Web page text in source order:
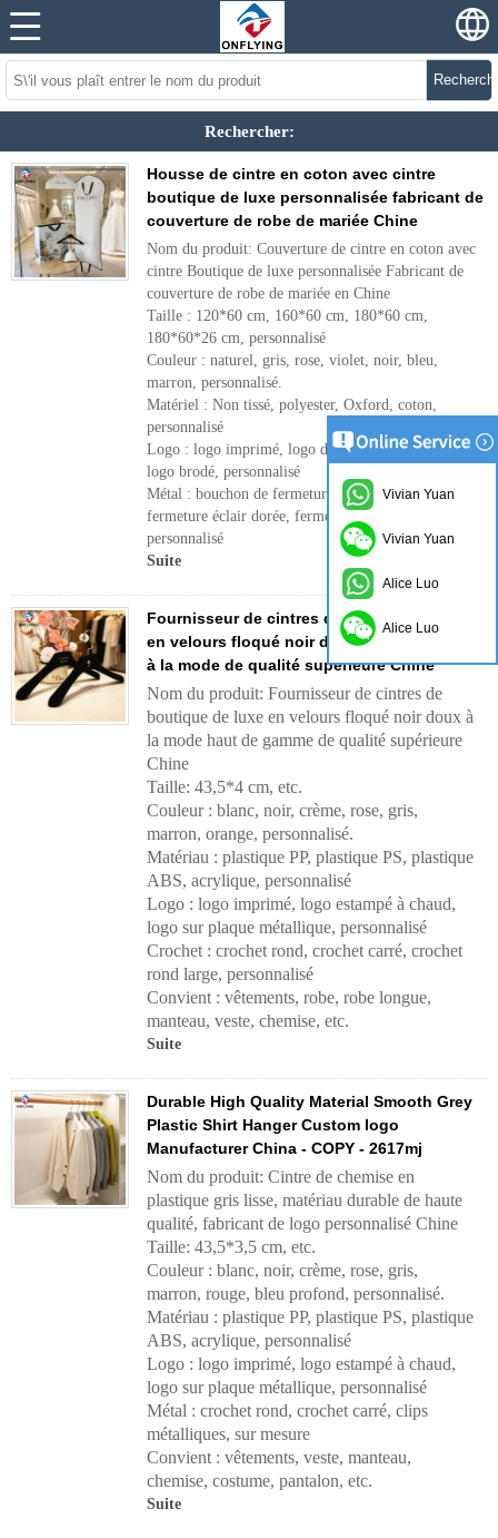
Rechercher:
Housse de cintre en coton avec cintre
boutique de luxe personnalisée fabricant de
couverture de robe de mariée Chine
Nom du produit: Couverture de cintre en coton avec
cintre Boutique de luxe personnalisée Fabricant de
couverture de robe de mariée en Chine
Taille : 120*60 cm, 160*60 cm, 180*60 cm,
180*60*26 cm, personnalisé
Couleur : naturel, gris, rose, violet, noir, bleu,
marron, personnalisé.
Matériel : Non tissé, polyester, Oxford, coton,
personnalisé
Logo : logo imprimé, logo de transfert de chaleur,
logo brodé, personnalisé
Métal : bouchon de fermeture éclair argenté,
fermeture éclair dorée, fermeture éclair noire,
personnalisé
Suite
Fournisseur de cintres de boutique de luxe
en velours floqué noir doux haut de gamme
à la mode de qualité supérieure Chine
Nom du produit: Fournisseur de cintres de
boutique de luxe en velours floqué noir doux à
la mode haut de gamme de qualité supérieure
Chine
Taille: 43,5*4 cm, etc.
Couleur : blanc, noir, crème, rose, gris,
marron, orange, personnalisé.
Matériau : plastique PP, plastique PS, plastique
ABS, acrylique, personnalisé
Logo : logo imprimé, logo estampé à chaud,
logo sur plaque métallique, personnalisé
Crochet : crochet rond, crochet carré, crochet
rond large, personnalisé
Convient : vêtements, robe, robe longue,
manteau, veste, chemise, etc.
Suite
Durable High Quality Material Smooth Grey
Plastic Shirt Hanger Custom logo
Manufacturer China - COPY - 2617mj
Nom du produit: Cintre de chemise en
plastique gris lisse, matériau durable de haute
qualité, fabricant de logo personnalisé Chine
Taille: 43,5*3,5 cm, etc.
Couleur : blanc, noir, crème, rose, gris,
marron, rouge, bleu profond, personnalisé.
Matériau : plastique PP, plastique PS, plastique
ABS, acrylique, personnalisé
Logo : logo imprimé, logo estampé à chaud,
logo sur plaque métallique, personnalisé
Métal : crochet rond, crochet carré, clips
métalliques, sur mesure
Convient : vêtements, veste, manteau,
chemise, costume, pantalon, etc.
Suite
Vivian Yuan
Vivian Yuan
Alice Luo
Alice Luo